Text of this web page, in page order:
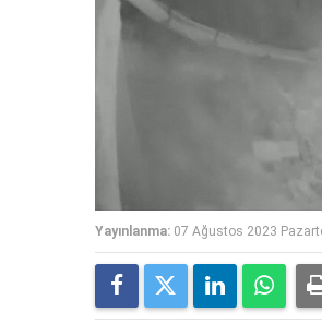
Yayınlanma: 07 Ağustos 2023